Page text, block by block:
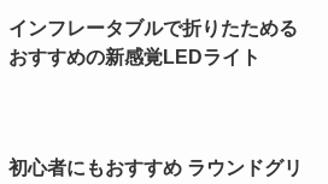
インフレータブルで折りたためる
おすすめの新感覚LEDライト
初心者にもおすすめ ラウンドグリ